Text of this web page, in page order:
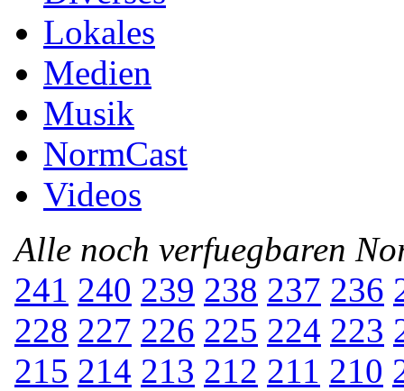
Lokales
Medien
Musik
NormCast
Videos
Alle noch verfuegbaren
241 240 239 238 237 236
228 227 226 225 224 223
215 214 213 212 211 210